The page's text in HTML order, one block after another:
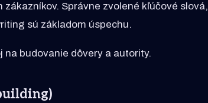
Správne zvolené kľúčové slová,
sú základom úspechu.
na budovanie dôvery a autority.